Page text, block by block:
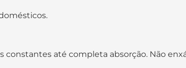
constantes até completa absorção. Não